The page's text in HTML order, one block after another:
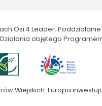
Osi 4 Leader. Poddziałanie
objętego
Wiejskich: Europa